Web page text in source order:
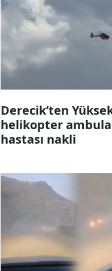
Derecik’ten
helikopter
hastası nakli